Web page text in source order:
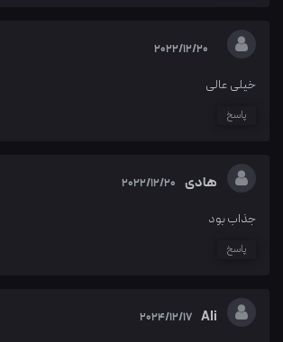
2022/12/20
خیلی عالی
پاسخ
هادی 2022/12/20
جذاب بود
پاسخ
Ali
2024/12/17